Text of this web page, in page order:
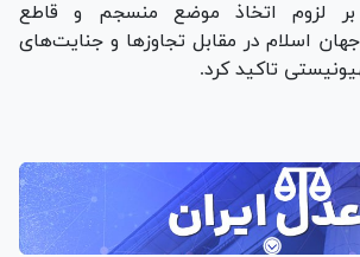
لزوم اتخاذ موضع منسجم و قاطع
اسلام در مقابل تجاوز‌ها و جنایت‌های
تاکید کرد.